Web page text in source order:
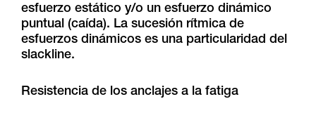
esfuerzo estático y/o un esfuerzo dinámico
puntual (caída). La sucesión rítmica de
esfuerzos dinámicos es una particularidad del
slackline.
Resistencia de los anclajes a la fatiga